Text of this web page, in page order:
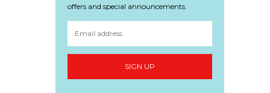
offers and special announcements.
SIGN UP